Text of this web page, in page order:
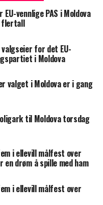
vennlige PAS i Moldova
for det EU-
i Moldova
valget i Moldova er i gang
til Moldova torsdag
i ellevill målfest over
en drøm å spille med ham
i ellevill målfest over